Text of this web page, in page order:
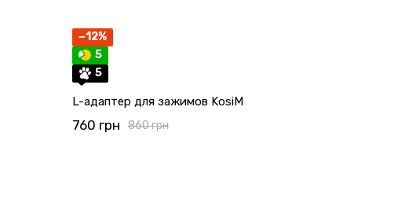
−12%
5
5
L-адаптер для зажимов KosiM
860 грн
760 грн